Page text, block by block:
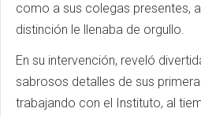
como a sus colegas presentes,
distinción le llenaba de orgullo.
En su intervención, reveló
sabrosos detalles de sus
trabajando con el Instituto, al